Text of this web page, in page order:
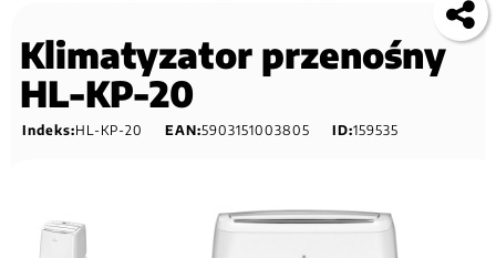
Klimatyzator przenośny
HL-KP-20
Indeks:HL-KP-20 EAN:5903151003805 ID:159535